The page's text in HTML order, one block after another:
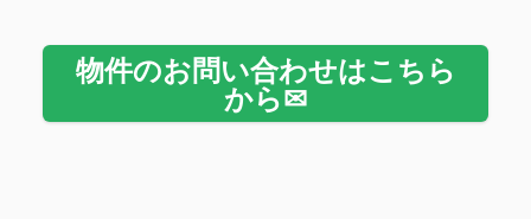
物件のお問い合わせはこちら
から✉